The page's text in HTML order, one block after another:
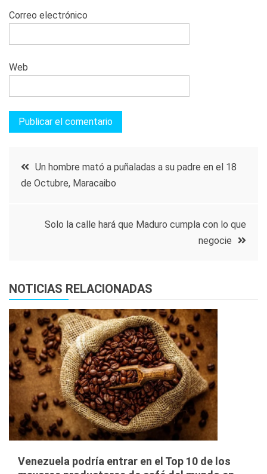
Correo electrónico
Web
Navegación
entradas
Un hombre mató a puñaladas a su padre en el 18
de Octubre, Maracaibo
Solo la calle hará que Maduro cumpla con lo que
negocie
NOTICIAS RELACIONADAS
Venezuela podría entrar en el Top 10 de los